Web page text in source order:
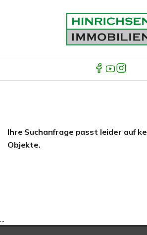
Ihre Suchanfrage passt leider auf
Objekte.
...